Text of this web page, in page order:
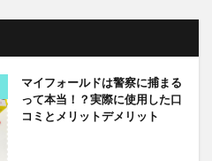
マイフォールドは警察に捕まる
って本当！？実際に使用した口
コミとメリットデメリット